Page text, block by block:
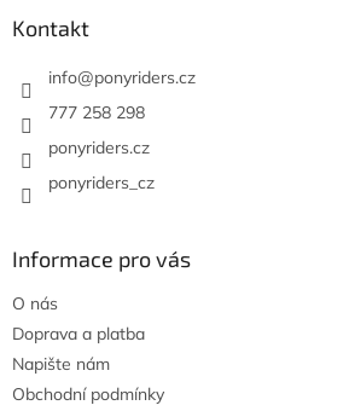
Kontakt
info@ponyriders.cz
777 258 298
ponyriders.cz
ponyriders_cz
Informace pro vás
O nás
Doprava a platba
Napište nám
Obchodní podmínky